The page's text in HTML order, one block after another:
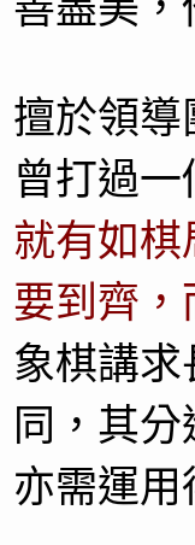
擅於領
曾打過一
就有如
要到齊
象棋講
同，其
亦需運用